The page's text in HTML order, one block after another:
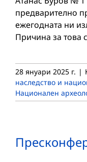
предварително
ежегодната ни
Причина за това
28 януари 2025 г. |
наследство и
Национален